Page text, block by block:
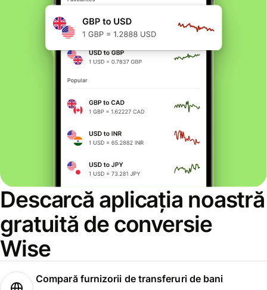
Descarcă aplicația noastră
gratuită de conversie
Wise
Compară furnizorii de transferuri de bani